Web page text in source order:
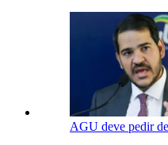
AGU deve pedir